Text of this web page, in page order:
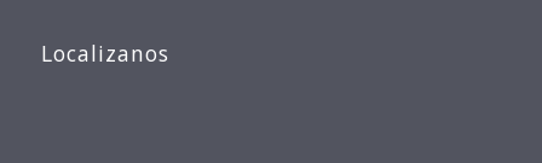
Localizanos